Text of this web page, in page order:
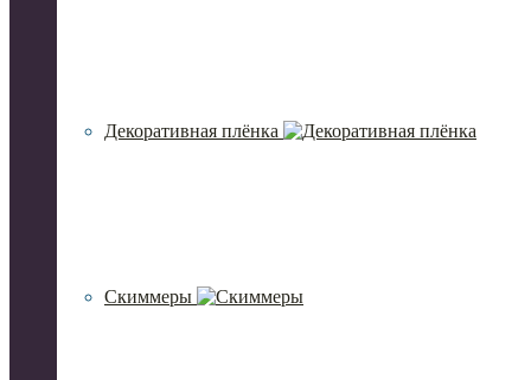
Декоративная плёнка
Скиммеры